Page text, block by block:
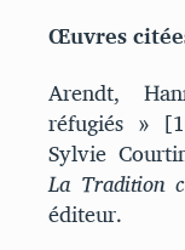
Œuvres
Arendt,
réfugiés »
Sylvie
La Tradition
éditeur.